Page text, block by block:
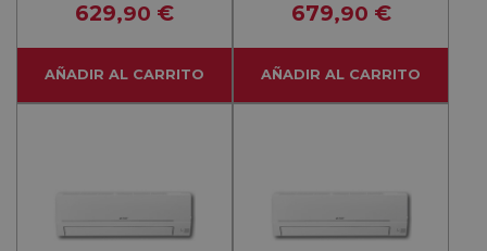
629,90 €
AÑADIR AL CARRITO
679,90 €
AÑADIR AL CARRITO